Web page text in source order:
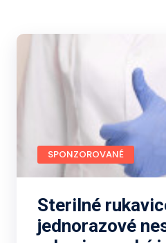
SPONZOROVANÉ
Sterilné
jednorazové